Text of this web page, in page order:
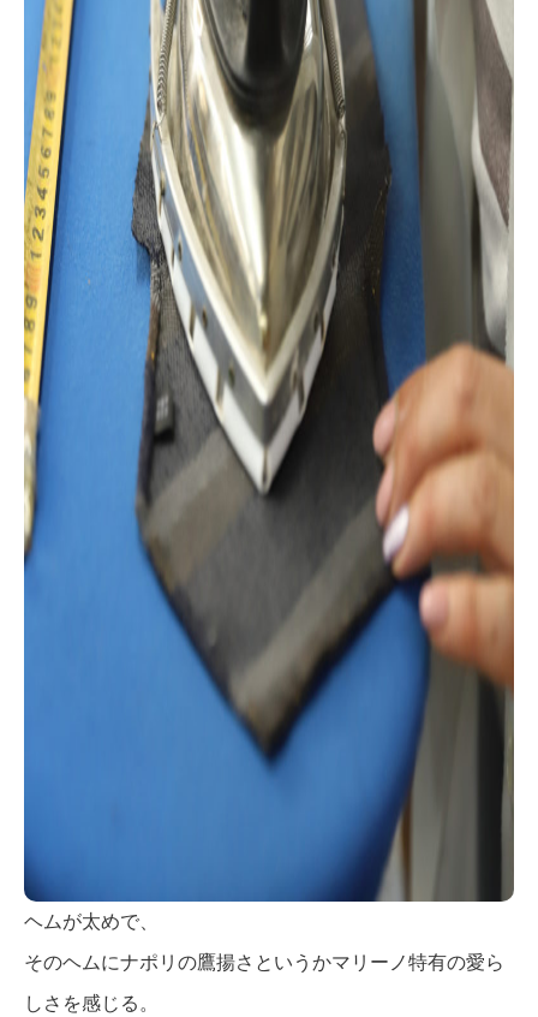
ヘムが太めで、
そのヘムにナポリの鷹揚さというかマリーノ特有の愛ら
しさを感じる。